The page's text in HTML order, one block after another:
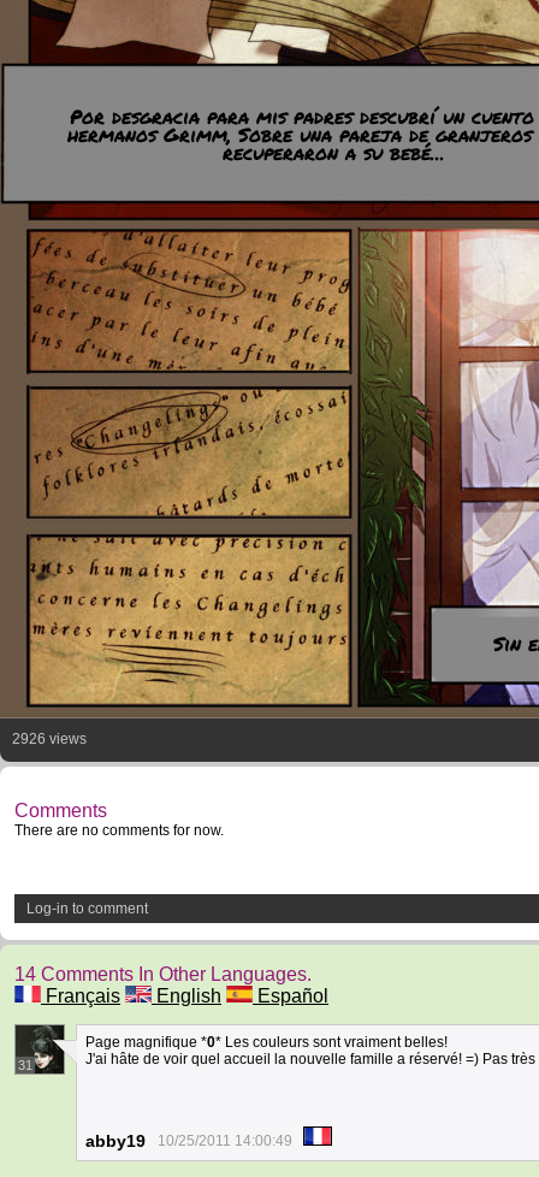
Por desgracia para mis padres descubrí un
hermanos Grimm, Sobre una pareja de granjeros
recuperaron a su bebé...
Sin
2926 views
Comments
There are no comments for now.
Log-in to comment
14 Comments In Other Languages.
Français
English Español
31
Page magnifique *0* Les couleurs sont vraiment belles!
J'ai hâte de voir quel accueil la nouvelle famille a réservé! =) Pas
abby19 10/25/2011 14:00:49